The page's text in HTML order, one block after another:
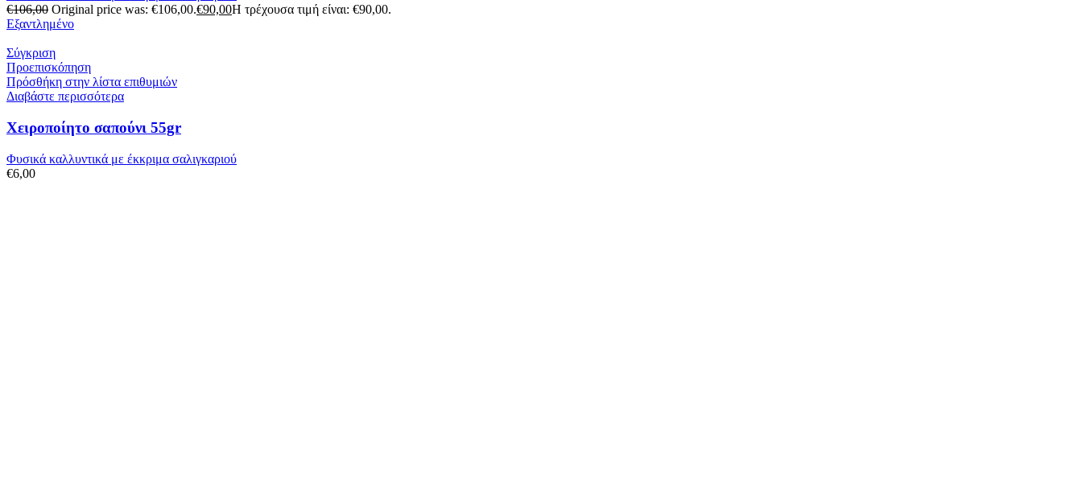
€106,00 Original price was: €106,00.€90,00Η τρέχουσα τιμή είναι: €90,00.
Εξαντλημένο
Σύγκριση
Προεπισκόπηση
Πρόσθήκη στην λίστα επιθυμιών
Διαβάστε περισσότερα
Χειροποίητο σαπούνι 55gr
Φυσικά καλλυντικά με έκκριμα σαλιγκαριού
€6,00